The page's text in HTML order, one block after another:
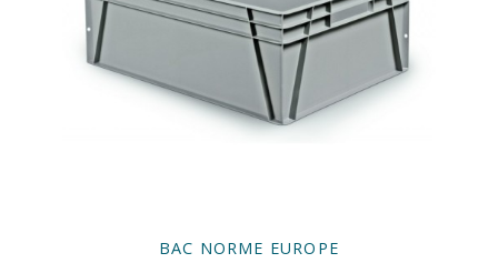
BAC NORME EUROPE